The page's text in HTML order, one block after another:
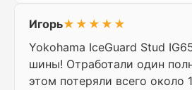
Игорь★★★★★
Yokohama IceGuard Stud
шины! Отработали один
этом потеряли всего около